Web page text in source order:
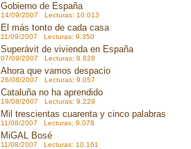
Gobierno de España
14/09/2007 Lecturas: 10.013
El más tonto de cada casa
11/09/2007 Lecturas: 9.350
Superávit de vivienda en España
07/09/2007 Lecturas: 8.828
Ahora que vamos despacio
26/08/2007 Lecturas: 9.057
Cataluña no ha aprendido
19/08/2007 Lecturas: 9.229
Mil trescientas cuarenta y cinco palabras
11/08/2007 Lecturas: 9.078
MiGAL Bosé
11/08/2007 Lecturas: 10.161